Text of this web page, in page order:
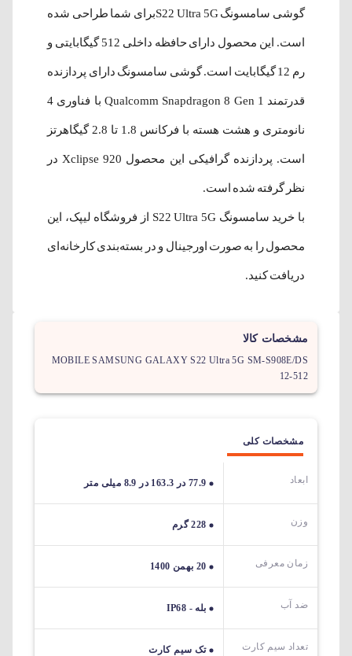
گوشی سامسونگ S22 Ultra 5Gبرای شما طراحی شده
است. این محصول دارای حافظه داخلی 512 گیگابایتی و
رم 12 گیگابایت است. گوشی سامسونگ دارای پردازنده
قدرتمند Qualcomm Snapdragon 8 Gen 1 با فناوری 4
نانومتری و هشت هسته با فرکانس 1.8 تا 2.8 گیگاهرتز
است. پردازنده گرافیکی این محصول Xclipse 920 در
نظر گرفته شده است.
با خرید سامسونگ S22 Ultra 5G از فروشگاه لیپک، این
محصول را به صورت اورجینال و در بسته‌بندی کارخانه‌ای
دریافت کنید.
مشخصات کالا
MOBILE SAMSUNG GALAXY S22 Ultra 5G SM-S908E/DS
12-512
مشخصات کلی
ابعاد 77.9 در 163.3 در 8.9 میلی متر
وزن 228 گرم
زمان معرفی 20 بهمن 1400
ضد آب بله - IP68
تعداد سیم کارت تک سیم کارت